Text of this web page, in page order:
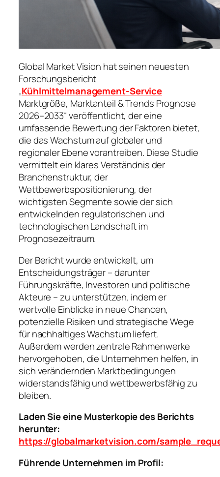
Global Market Vision hat seinen neuesten
Forschungsbericht
„Kühlmittelmanagement-Service
Marktgröße, Marktanteil & Trends Prognose
2026–2033“ veröffentlicht, der eine
umfassende Bewertung der Faktoren bietet,
die das Wachstum auf globaler und
regionaler Ebene vorantreiben. Diese Studie
vermittelt ein klares Verständnis der
Branchenstruktur, der
Wettbewerbspositionierung, der
wichtigsten Segmente sowie der sich
entwickelnden regulatorischen und
technologischen Landschaft im
Prognosezeitraum.
Der Bericht wurde entwickelt, um
Entscheidungsträger – darunter
Führungskräfte, Investoren und politische
Akteure – zu unterstützen, indem er
wertvolle Einblicke in neue Chancen,
potenzielle Risiken und strategische Wege
für nachhaltiges Wachstum liefert.
Außerdem werden zentrale Rahmenwerke
hervorgehoben, die Unternehmen helfen, in
sich verändernden Marktbedingungen
widerstandsfähig und wettbewerbsfähig zu
bleiben.
Laden Sie eine Musterkopie des Berichts
herunter:
https://globalmarketvision.com/
Führende Unternehmen im Profil: